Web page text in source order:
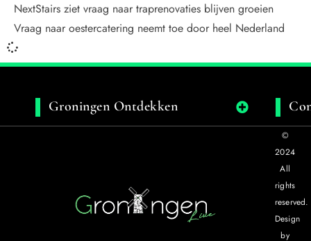
NextStairs ziet vraag naar traprenovaties blijven groeien
Vraag naar oestercatering neemt toe door heel Nederland
Groningen Ontdekken
©
2024
All
rights
reserved.
Design
by